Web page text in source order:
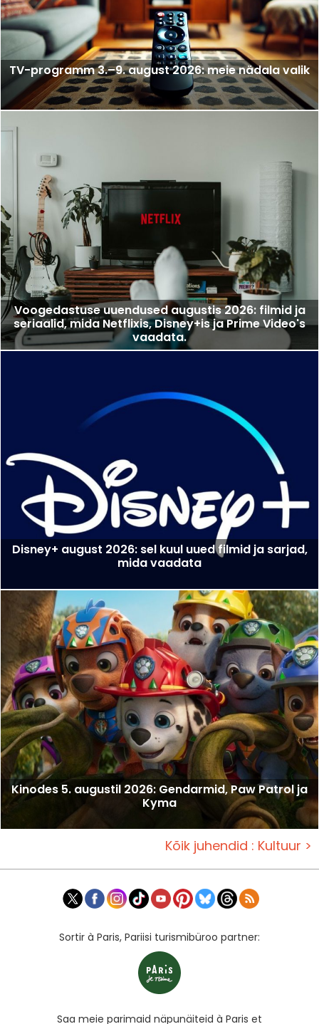
TV-programm 3.–9. august 2026: meie nädala valik
Voogedastuse uuendused augustis 2026: filmid ja
seriaalid, mida Netflixis, Disney+is ja Prime Video's
vaadata.
Disney+ august 2026: sel kuul uued filmid ja sarjad,
mida vaadata
Kinodes 5. augustil 2026: Gendarmid, Paw Patrol ja
Kyma
Kõik juhendid : Kultuur >
Sortir à Paris, Pariisi turismibüroo partner:
Saa meie parimaid näpunäiteid à Paris et